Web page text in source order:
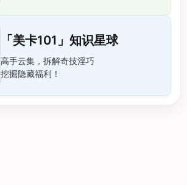
「美卡101」知识星球
高手云集，拆解奇技淫巧
挖掘隐藏福利！